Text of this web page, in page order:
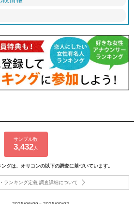
サンプル数
3,432人
グは、オリコンの以下の調査に基づいています。
ランキング定義 調査詳細について